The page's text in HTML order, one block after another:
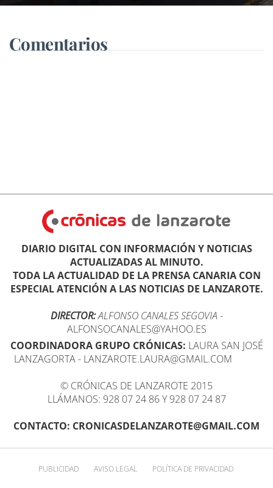
Comentarios
DIARIO DIGITAL CON INFORMACIÓN Y NOTICIAS
ACTUALIZADAS AL MINUTO.
TODA LA ACTUALIDAD DE LA PRENSA CANARIA CON
ESPECIAL ATENCIÓN A LAS NOTICIAS DE LANZAROTE.
DIRECTOR:ALFONSO CANALES SEGOVIA -
ALFONSOCANALES@YAHOO.ES
COORDINADORA GRUPO CRÓNICAS: LAURA SAN JOSÉ
LANZAGORTA - LANZAROTE.LAURA@GMAIL.COM
© CRÓNICAS DE LANZAROTE 2015
LLÁMANOS: 928 07 24 86 Y 928 07 24 87
CONTACTO: CRONICASDELANZAROTE@GMAIL.COM
PUBLICIDAD AVISO LEGAL POLÍTICA DE PRIVACIDAD